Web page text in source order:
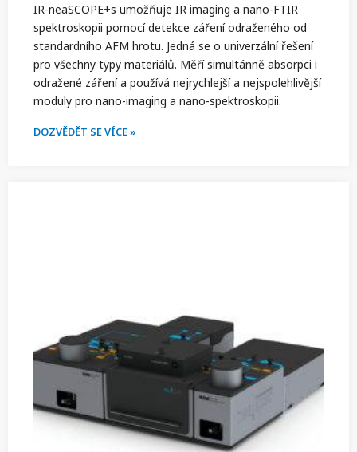
IR-neaSCOPE+s umožňuje IR imaging a nano-FTIR
spektroskopii pomocí detekce záření odraženého od
standardního AFM hrotu. Jedná se o univerzální řešení
pro všechny typy materiálů. Měří simultánně absorpci i
odražené záření a používá nejrychlejší a nejspolehlivější
moduly pro nano-imaging a nano-spektroskopii.
DOZVĚDĚT SE VÍCE »